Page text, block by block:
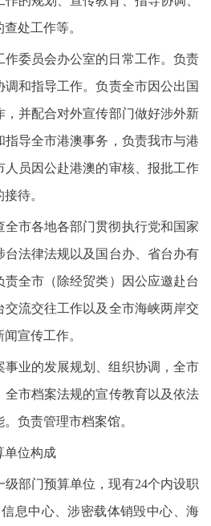
处工作等。
作委员会办公室的日常工作。负责
和指导工作。负责全市因公出国
，并配合对外宣传部门做好涉外新
指导全市港澳事务，负责我市与港
人员因公赴港澳的审核、报批工作
待。
全市各地各部门贯彻执行党和国家
台法律法规以及国台办、省台办有
全市（除经贸类）因公应邀赴台
流交往工作以及全市海峡两岸交
宣传工作。
事业的发展规划、组织协调，全市
全市档案法规的宣传教育以及依法
负责管理市档案馆。
单位构成
级部门预算单位，现有24个内设职
息中心、涉密载体销毁中心、海